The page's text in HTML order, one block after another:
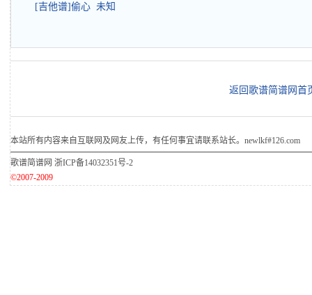
[吉他谱]偷心 未知
返回歌谱简谱网首
本站所有内容来自互联网及网友上传，有任何事宜请联系站长。newlkf#126.com
歌谱简谱网 浙ICP备14032351号-2
©2007-2009